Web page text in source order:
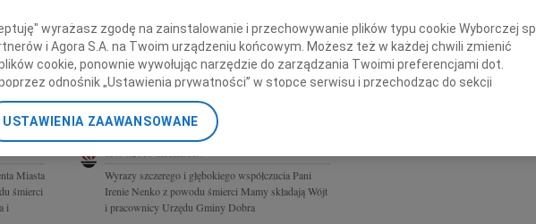
r.
o
Miasta
śmierci
i
15.04.2010SZCZECIN
Wyrazy szczerego i głębokiego współczucia Pani
Irenie Nenko z powodu śmierci Mamy składają Wójt
i pracownicy Urzędu Gminy Dobra
Opole
Płock
Poznań
Radom
Rzeszów
Szczecin
Warszawa
wyrażasz zgodę na zainstalowanie i przechowywanie plików typu cookie Wyborczej sp.
i Agora S.A. na Twoim urządzeniu końcowym. Możesz też w każdej chwili zmienić
cookie, ponownie wywołując narzędzie do zarządzania Twoimi preferencjami dot.
odnośnik „Ustawienia prywatności” w stopce serwisu i przechodząc do sekcji
Zmiana ustawień plików cookie możliwa jest także za pomocą ustawień przeglądarki.
i Agora S.A. możemy przetwarzać dane osobowe w następujących celach:
Aktywne skanowanie charakterystyki urządzenia do celów identyfikacji.
na urządzeniu lub dostęp do nich. Spersonalizowane reklamy i treści, pomiar reklam i
i ulepszanie usług.Lista Zaufanych Partnerów
USTAWIENIA ZAAWANSOWANE